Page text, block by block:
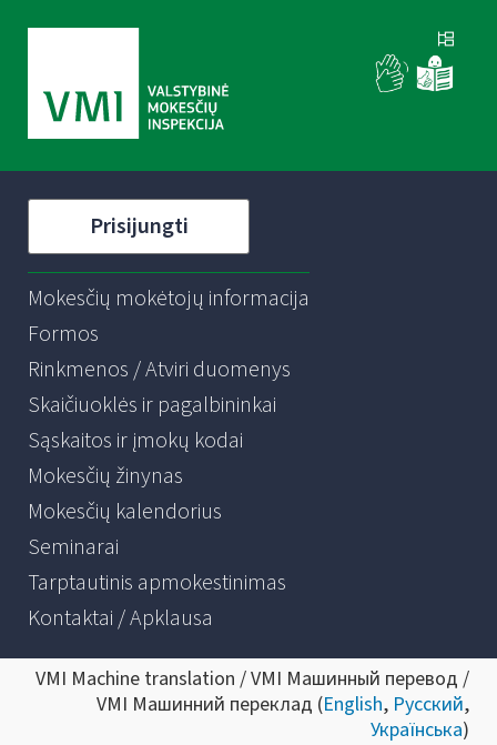
Prisijungti
Mokesčių mokėtojų informacija
Formos
Rinkmenos / Atviri duomenys
Skaičiuoklės ir pagalbininkai
Sąskaitos ir įmokų kodai
Mokesčių žinynas
Mokesčių kalendorius
Seminarai
Tarptautinis apmokestinimas
Kontaktai / Apklausa
VMI Machine translation / VMI Машинный перевод /
VMI Машинний переклад (English, Русский,
Українська)